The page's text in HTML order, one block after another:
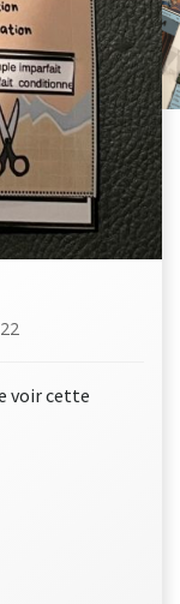
voir cette